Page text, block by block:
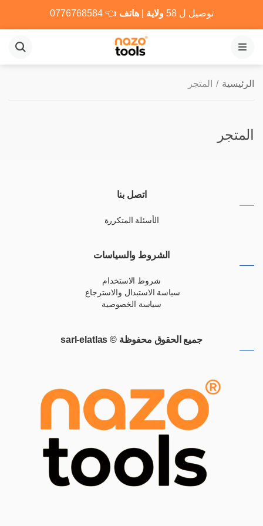
توصيل ل 58 ولاية |هاتف 👈
0776768584
القائمة
الرئيسية / المتجر
المتجر
اتصل بنا
الأسئلة المتكررة
الشروط والسياسات
شروط الاستخدام
سياسة الاستبدال والاسترجاع
سياسة الخصوصية
جميع الحقوق محفوظة © sarl-elatlas